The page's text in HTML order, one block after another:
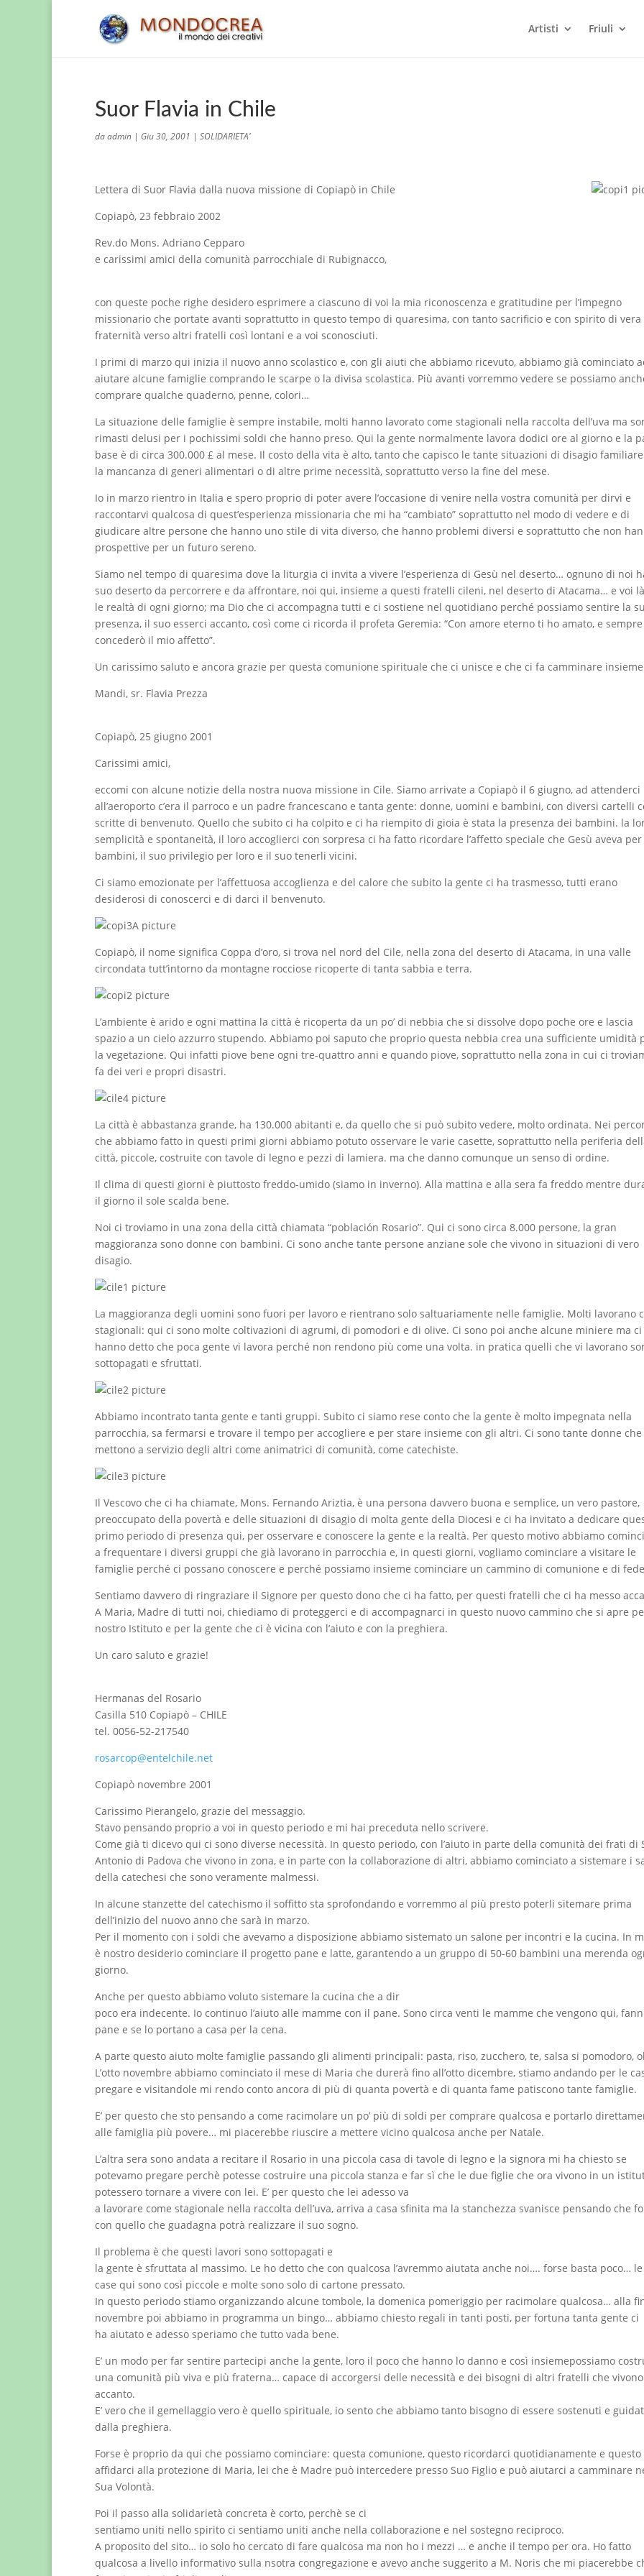
Artisti Friuli
Suor Flavia in Chile
daadmin | Giu 30, 2001 | SOLIDARIETA'
Lettera di Suor Flavia dalla nuova missione di Copiapò in Chile
Copiapò, 23 febbraio 2002
Rev.do Mons. Adriano Cepparo
e carissimi amici della comunità parrocchiale di Rubignacco,
con queste poche righe desidero esprimere a ciascuno di voi la mia riconoscenza e gratitudine per l’impegno
missionario che portate avanti soprattutto in questo tempo di quaresima, con tanto sacrificio e con spirito di vera
fraternità verso altri fratelli così lontani e a voi sconosciuti.
I primi di marzo qui inizia il nuovo anno scolastico e, con gli aiuti che abbiamo ricevuto, abbiamo già cominciato
aiutare alcune famiglie comprando le scarpe o la divisa scolastica. Più avanti vorremmo vedere se possiamo
comprare qualche quaderno, penne, colori…
La situazione delle famiglie è sempre instabile, molti hanno lavorato come stagionali nella raccolta dell’uva ma
rimasti delusi per i pochissimi soldi che hanno preso. Qui la gente normalmente lavora dodici ore al giorno e la
base è di circa 300.000 £ al mese. Il costo della vita è alto, tanto che capisco le tante situazioni di disagio
la mancanza di generi alimentari o di altre prime necessità, soprattutto verso la fine del mese.
Io in marzo rientro in Italia e spero proprio di poter avere l’occasione di venire nella vostra comunità per dirvi e
raccontarvi qualcosa di quest’esperienza missionaria che mi ha “cambiato” soprattutto nel modo di vedere e di
giudicare altre persone che hanno uno stile di vita diverso, che hanno problemi diversi e soprattutto che non
prospettive per un futuro sereno.
Siamo nel tempo di quaresima dove la liturgia ci invita a vivere l’esperienza di Gesù nel deserto… ognuno di noi
suo deserto da percorrere e da affrontare, noi qui, insieme a questi fratelli cileni, nel deserto di Atacama… e voi
le realtà di ogni giorno; ma Dio che ci accompagna tutti e ci sostiene nel quotidiano perché possiamo sentire la
presenza, il suo esserci accanto, così come ci ricorda il profeta Geremia: “Con amore eterno ti ho amato, e
concederò il mio affetto”.
Un carissimo saluto e ancora grazie per questa comunione spirituale che ci unisce e che ci fa camminare
Mandi, sr. Flavia Prezza
Copiapò, 25 giugno 2001
Carissimi amici,
eccomi con alcune notizie della nostra nuova missione in Cile. Siamo arrivate a Copiapò il 6 giugno, ad attenderci
all’aeroporto c’era il parroco e un padre francescano e tanta gente: donne, uomini e bambini, con diversi cartelli
scritte di benvenuto. Quello che subito ci ha colpito e ci ha riempito di gioia è stata la presenza dei bambini. la
semplicità e spontaneità, il loro accoglierci con sorpresa ci ha fatto ricordare l’affetto speciale che Gesù aveva per
bambini, il suo privilegio per loro e il suo tenerli vicini.
Ci siamo emozionate per l’affettuosa accoglienza e del calore che subito la gente ci ha trasmesso, tutti erano
desiderosi di conoscerci e di darci il benvenuto.
Copiapò, il nome significa Coppa d’oro, si trova nel nord del Cile, nella zona del deserto di Atacama, in una valle
circondata tutt’intorno da montagne rocciose ricoperte di tanta sabbia e terra.
L’ambiente è arido e ogni mattina la città è ricoperta da un po’ di nebbia che si dissolve dopo poche ore e lascia
spazio a un cielo azzurro stupendo. Abbiamo poi saputo che proprio questa nebbia crea una sufficiente umidità
la vegetazione. Qui infatti piove bene ogni tre-quattro anni e quando piove, soprattutto nella zona in cui ci
fa dei veri e propri disastri.
La città è abbastanza grande, ha 130.000 abitanti e, da quello che si può subito vedere, molto ordinata. Nei
che abbiamo fatto in questi primi giorni abbiamo potuto osservare le varie casette, soprattutto nella periferia
città, piccole, costruite con tavole di legno e pezzi di lamiera. ma che danno comunque un senso di ordine.
Il clima di questi giorni è piuttosto freddo-umido (siamo in inverno). Alla mattina e alla sera fa freddo mentre
il giorno il sole scalda bene.
Noi ci troviamo in una zona della città chiamata “población Rosario”. Qui ci sono circa 8.000 persone, la gran
maggioranza sono donne con bambini. Ci sono anche tante persone anziane sole che vivono in situazioni di vero
disagio.
La maggioranza degli uomini sono fuori per lavoro e rientrano solo saltuariamente nelle famiglie. Molti lavorano
stagionali: qui ci sono molte coltivazioni di agrumi, di pomodori e di olive. Ci sono poi anche alcune miniere ma ci
hanno detto che poca gente vi lavora perché non rendono più come una volta. in pratica quelli che vi lavorano
sottopagati e sfruttati.
Abbiamo incontrato tanta gente e tanti gruppi. Subito ci siamo rese conto che la gente è molto impegnata nella
parrocchia, sa fermarsi e trovare il tempo per accogliere e per stare insieme con gli altri. Ci sono tante donne che
mettono a servizio degli altri come animatrici di comunità, come catechiste.
Il Vescovo che ci ha chiamate, Mons. Fernando Ariztia, è una persona davvero buona e semplice, un vero pastore,
preoccupato della povertà e delle situazioni di disagio di molta gente della Diocesi e ci ha invitato a dedicare
primo periodo di presenza qui, per osservare e conoscere la gente e la realtà. Per questo motivo abbiamo
a frequentare i diversi gruppi che già lavorano in parrocchia e, in questi giorni, vogliamo cominciare a visitare le
famiglie perché ci possano conoscere e perché possiamo insieme cominciare un cammino di comunione e di
Sentiamo davvero di ringraziare il Signore per questo dono che ci ha fatto, per questi fratelli che ci ha messo
A Maria, Madre di tutti noi, chiediamo di proteggerci e di accompagnarci in questo nuovo cammino che si apre
nostro Istituto e per la gente che ci è vicina con l’aiuto e con la preghiera.
Un caro saluto e grazie!
Hermanas del Rosario
Casilla 510 Copiapò – CHILE
tel. 0056-52-217540
rosarcop@entelchile.net
Copiapò novembre 2001
Carissimo Pierangelo, grazie del messaggio.
Stavo pensando proprio a voi in questo periodo e mi hai preceduta nello scrivere.
Come già ti dicevo qui ci sono diverse necessità. In questo periodo, con l’aiuto in parte della comunità dei frati di
Antonio di Padova che vivono in zona, e in parte con la collaborazione di altri, abbiamo cominciato a sistemare i
della catechesi che sono veramente malmessi.
In alcune stanzette del catechismo il soffitto sta sprofondando e vorremmo al più presto poterli sitemare prima
dell’inizio del nuovo anno che sarà in marzo.
Per il momento con i soldi che avevamo a disposizione abbiamo sistemato un salone per incontri e la cucina. In
è nostro desiderio cominciare il progetto pane e latte, garantendo a un gruppo di 50-60 bambini una merenda
giorno.
Anche per questo abbiamo voluto sistemare la cucina che a dir
poco era indecente. Io continuo l’aiuto alle mamme con il pane. Sono circa venti le mamme che vengono qui,
pane e se lo portano a casa per la cena.
A parte questo aiuto molte famiglie passando gli alimenti principali: pasta, riso, zucchero, te, salsa si pomodoro,
L’otto novembre abbiamo cominciato il mese di Maria che durerà fino all’otto dicembre, stiamo andando per le
pregare e visitandole mi rendo conto ancora di più di quanta povertà e di quanta fame patiscono tante famiglie.
E’ per questo che sto pensando a come racimolare un po’ più di soldi per comprare qualcosa e portarlo
alle famiglia più povere… mi piacerebbe riuscire a mettere vicino qualcosa anche per Natale.
L’altra sera sono andata a recitare il Rosario in una piccola casa di tavole di legno e la signora mi ha chiesto se
potevamo pregare perchè potesse costruire una piccola stanza e far sì che le due figlie che ora vivono in un
potessero tornare a vivere con lei. E’ per questo che lei adesso va
a lavorare come stagionale nella raccolta dell’uva, arriva a casa sfinita ma la stanchezza svanisce pensando che
con quello che guadagna potrà realizzare il suo sogno.
Il problema è che questi lavori sono sottopagati e
la gente è sfruttata al massimo. Le ho detto che con qualcosa l’avremmo aiutata anche noi…. forse basta poco… le
case qui sono così piccole e molte sono solo di cartone pressato.
In questo periodo stiamo organizzando alcune tombole, la domenica pomeriggio per racimolare qualcosa… alla
novembre poi abbiamo in programma un bingo… abbiamo chiesto regali in tanti posti, per fortuna tanta gente ci
ha aiutato e adesso speriamo che tutto vada bene.
E’ un modo per far sentire partecipi anche la gente, loro il poco che hanno lo danno e così insiemepossiamo
una comunità più viva e più fraterna… capace di accorgersi delle necessità e dei bisogni di altri fratelli che vivono
accanto.
E’ vero che il gemellaggio vero è quello spirituale, io sento che abbiamo tanto bisogno di essere sostenuti e
dalla preghiera.
Forse è proprio da qui che possiamo cominciare: questa comunione, questo ricordarci quotidianamente e questo
affidarci alla protezione di Maria, lei che è Madre può intercedere presso Suo Figlio e può aiutarci a camminare
Sua Volontà.
Poi il passo alla solidarietà concreta è corto, perchè se ci
sentiamo uniti nello spirito ci sentiamo uniti anche nella collaborazione e nel sostegno reciproco.
A proposito del sito… io solo ho cercato di fare qualcosa ma non ho i mezzi … e anche il tempo per ora. Ho fatto
qualcosa a livello informativo sulla nsotra congregazione e avevo anche suggerito a M. Noris che mi piacerebbe